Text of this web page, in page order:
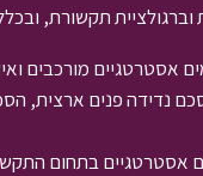
וברגולציית תקשורת,
אסטרטגיים מורכבים
נדידה פנים ארצית,
אסטרטגיים בתחום